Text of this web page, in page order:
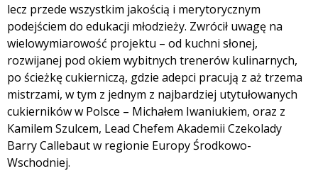
lecz przede wszystkim jakością i merytorycznym
podejściem do edukacji młodzieży. Zwrócił uwagę na
wielowymiarowość projektu – od kuchni słonej,
rozwijanej pod okiem wybitnych trenerów kulinarnych,
po ścieżkę cukierniczą, gdzie adepci pracują z aż trzema
mistrzami, w tym z jednym z najbardziej utytułowanych
cukierników w Polsce – Michałem Iwaniukiem, oraz z
Kamilem Szulcem, Lead Chefem Akademii Czekolady
Barry Callebaut w regionie Europy Środkowo-
Wschodniej.